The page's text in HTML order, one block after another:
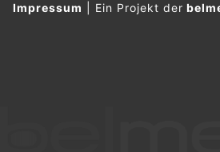
Impressum Ein Projekt der